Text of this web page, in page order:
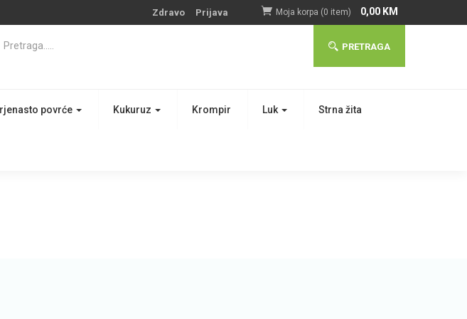
Zdravo Prijava Moja korpa (0 item) 0,00 KM
PRETRAGA
povrće Kukuruz Krompir Luk Strna žita